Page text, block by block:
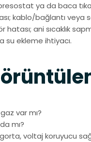
ya da baca
kablo/bağlantı veya
hatası; ani sıcaklık
su ekleme ihtiyacı.
var mı?
mı?
voltaj koruyucu